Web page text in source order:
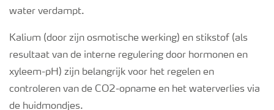
water verdampt.
Kalium (door zijn osmotische werking) en stikstof (als
resultaat van de interne regulering door hormonen en
xyleem-pH) zijn belangrijk voor het regelen en
controleren van de CO2-opname en het waterverlies via
de huidmondjes.